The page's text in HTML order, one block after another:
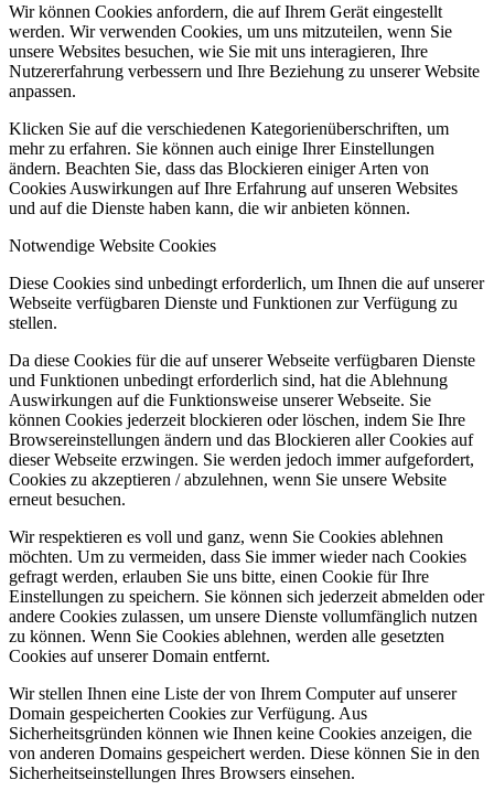
Wir können Cookies anfordern, die auf Ihrem Gerät eingestellt
werden. Wir verwenden Cookies, um uns mitzuteilen, wenn Sie
unsere Websites besuchen, wie Sie mit uns interagieren, Ihre
Nutzererfahrung verbessern und Ihre Beziehung zu unserer Website
anpassen.
Klicken Sie auf die verschiedenen Kategorienüberschriften, um
mehr zu erfahren. Sie können auch einige Ihrer Einstellungen
ändern. Beachten Sie, dass das Blockieren einiger Arten von
Cookies Auswirkungen auf Ihre Erfahrung auf unseren Websites
und auf die Dienste haben kann, die wir anbieten können.
Notwendige Website Cookies
Diese Cookies sind unbedingt erforderlich, um Ihnen die auf unserer
Webseite verfügbaren Dienste und Funktionen zur Verfügung zu
stellen.
Da diese Cookies für die auf unserer Webseite verfügbaren Dienste
und Funktionen unbedingt erforderlich sind, hat die Ablehnung
Auswirkungen auf die Funktionsweise unserer Webseite. Sie
können Cookies jederzeit blockieren oder löschen, indem Sie Ihre
Browsereinstellungen ändern und das Blockieren aller Cookies auf
dieser Webseite erzwingen. Sie werden jedoch immer aufgefordert,
Cookies zu akzeptieren / abzulehnen, wenn Sie unsere Website
erneut besuchen.
Wir respektieren es voll und ganz, wenn Sie Cookies ablehnen
möchten. Um zu vermeiden, dass Sie immer wieder nach Cookies
gefragt werden, erlauben Sie uns bitte, einen Cookie für Ihre
Einstellungen zu speichern. Sie können sich jederzeit abmelden oder
andere Cookies zulassen, um unsere Dienste vollumfänglich nutzen
zu können. Wenn Sie Cookies ablehnen, werden alle gesetzten
Cookies auf unserer Domain entfernt.
Wir stellen Ihnen eine Liste der von Ihrem Computer auf unserer
Domain gespeicherten Cookies zur Verfügung. Aus
Sicherheitsgründen können wie Ihnen keine Cookies anzeigen, die
von anderen Domains gespeichert werden. Diese können Sie in den
Sicherheitseinstellungen Ihres Browsers einsehen.